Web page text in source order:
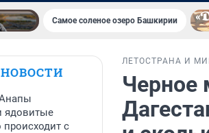
Самое соленое озеро Башкирии
ядовитые
с
ЛЕТОСТРАНА И
Черное